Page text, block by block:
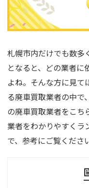
札幌市内だけでも数多
となると、どの業者に
よね。そんな方に見て
る廃車買取業者の中で
の廃車買取業者をこち
業者をわかりやすくラ
で、参考にご覧くださ